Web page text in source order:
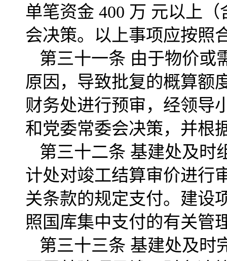
单笔资金 400 万 元以上
会决策。以上事项应按照
第三十一条 由于物价或
原因，导致批复的概算额
财务处进行预审，经领导
和党委常委会决策，并根
第三十二条 基建处及时
计处对竣工结算审价进行
关条款的规定支付。建设
照国库集中支付的有关管
第三十三条 基建处及时